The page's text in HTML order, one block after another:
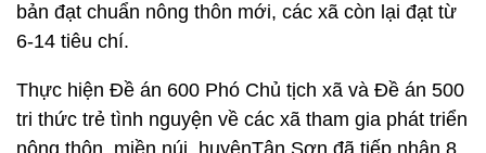
bản đạt chuẩn nông thôn mới, các xã còn lại đạt từ
6-14 tiêu chí.
Thực hiện Đề án 600 Phó Chủ tịch xã và Đề án 500
tri thức trẻ tình nguyện về các xã tham gia phát triển
nông thôn, miền núi, huyệnTân Sơn đã tiếp nhận 8